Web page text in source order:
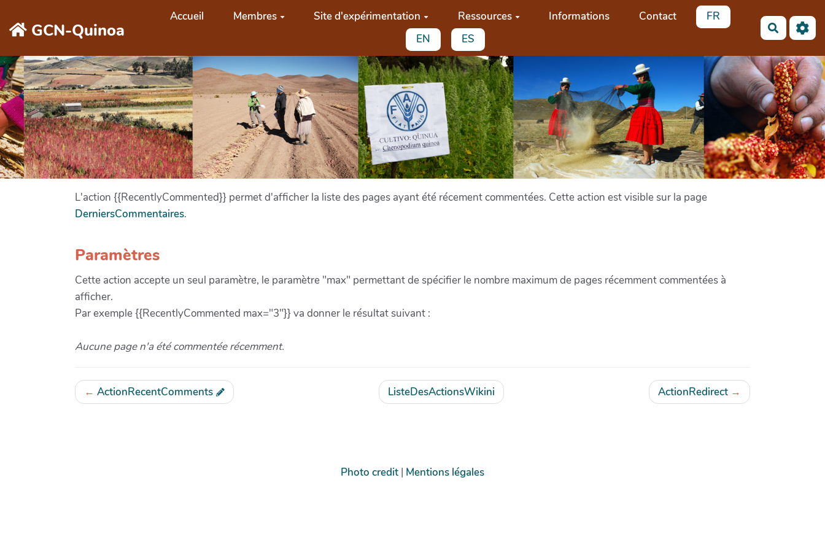
GCN-Quinoa
Accueil Membres Site d'expérimentation Ressources Informations Contact
FR
EN
ES
L'action {{RecentlyCommented}} permet d'afficher la liste des pages ayant été récement commentées. Cette action est visible sur la page
DerniersCommentaires.
Paramètres
Cette action accepte un seul paramètre, le paramètre "max" permettant de spécifier le nombre maximum de pages récemment commentées à
afficher.
Par exemple {{RecentlyCommented max="3"}} va donner le résultat suivant :
Aucune page n'a été commentée récemment.
← ActionRecentComments ListeDesActionsWikini ActionRedirect →
Photo credit | Mentions légales